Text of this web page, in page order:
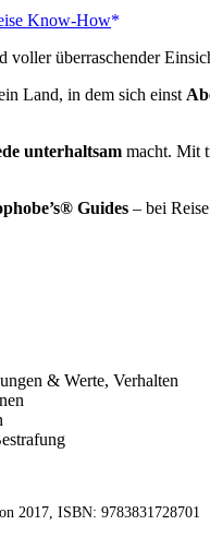
überraschender
Land, in dem sich einst
unterhaltsam macht. Mit
Guides – bei
& Werte, Verhalten
2017, ISBN: 9783831728701